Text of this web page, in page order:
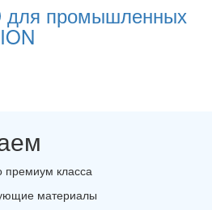
для промышленных
премиум класса
материалы